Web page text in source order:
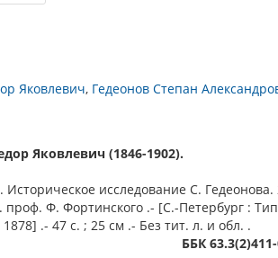
Яковлевич Гедеонов Степан
Яковлевич (1846-1902).
исследование С. Гедеонова.
проф. Ф. Фортинского .- [С.-Петербург :
.- 47 с. ; 25 см .- Без тит. л. и обл. .
ББК